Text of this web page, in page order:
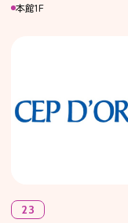
本館1F
23